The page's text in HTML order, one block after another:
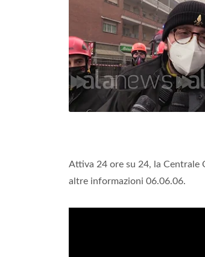
Attiva 24 ore su 24, la
altre informazioni 06.06.06.